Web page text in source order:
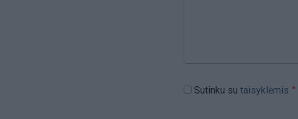
Sutinku su taisyklėmis